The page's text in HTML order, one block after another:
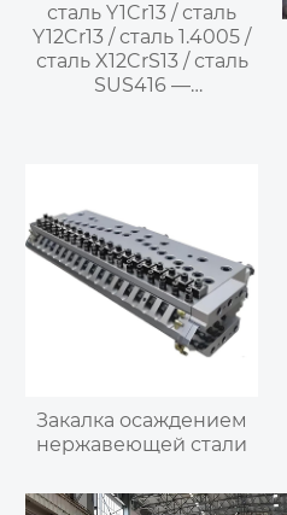
сталь Y1Cr13 / сталь
Y12Cr13 / сталь 1.4005 /
сталь X12CrS13 / сталь
SUS416 —
Закалка осаждением
нержавеющей стали